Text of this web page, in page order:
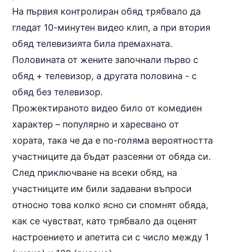
На първия контролиран обяд трябвало да
гледат 10-минутен видео клип, а при втория
обяд телевизията била премахната.
Половината от жените започнали първо с
обяд + телевизор, а другата половина - с
обяд без телевизор.
Прожектираното видео било от комедиен
характер – популярно и харесвано от
хората, така че да е по-голяма вероятността
участниците да бъдат разсеяни от обяда си.
След приключване на всеки обяд, на
участниците им били задавани въпроси
относно това колко ясно си спомнят обяда,
как се чувстват, като трябвало да оценят
настроението и апетита си с число между 1